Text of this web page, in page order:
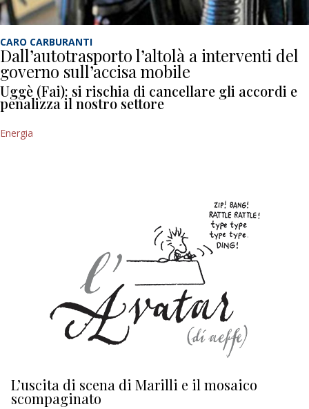
CARO CARBURANTI
Dall’autotrasporto l’altolà a interventi del
governo sull’accisa mobile
Uggè (Fai): si rischia di cancellare gli accordi e
penalizza il nostro settore
Energia
L’uscita di scena di Marilli e il mosaico
scompaginato